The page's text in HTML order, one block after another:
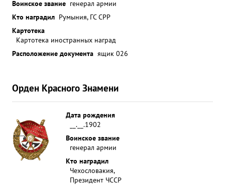
перед ним боевых задач. ...»
Воинское звание генерал армии
Кто наградил Румыния, ГС СРР
Картотека
Картотека иностранных наград
Расположение документа ящик 026
Орден Красного Знамени
Дата рождения
__.__.1902
Воинское звание
генерал армии
Кто наградил
Чехословакия,
Президент ЧССР